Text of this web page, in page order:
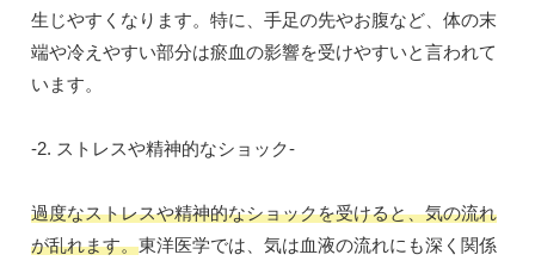
生じやすくなります。特に、手足の先やお腹など、体の末
端や冷えやすい部分は瘀血の影響を受けやすいと言われて
います。
-2. ストレスや精神的なショック-
過度なストレスや精神的なショックを受けると、気の流れ
が乱れます。東洋医学では、気は血液の流れにも深く関係